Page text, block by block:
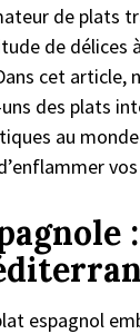
de plats
de délices
cet article,
des plats
au
espagnol